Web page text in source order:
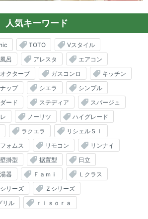
人気キーワード
TOTO
Vスタイル
呂 アレスタ
エアコン
オクターブ ガスコンロ
キッチン
ップ シエラ
シンプル
ード ステディア
スパージュ
ノーリツ
ハイグレード
ラクエラ
リシェルＳＩ
ォムス リモコン
リンナイ
掛型 据置型
日立
器 Ｆａｍｉ
Ｌクラス
シリーズ
Ｚシリーズ
リル
ｒｉｓｏｒａ